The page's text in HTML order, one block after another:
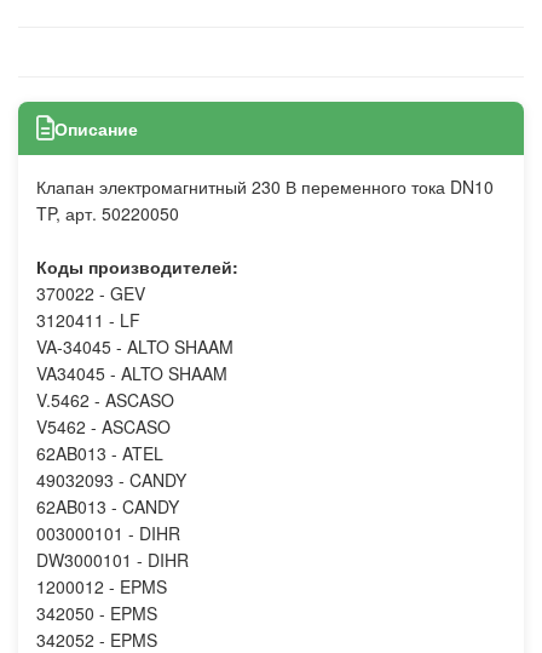
Описание
Клапан электромагнитный 230 В переменного тока DN10
TP, арт. 50220050
Коды производителей:
370022 - GEV
3120411 - LF
VA-34045 - ALTO SHAAM
VA34045 - ALTO SHAAM
V.5462 - ASCASO
V5462 - ASCASO
62AB013 - ATEL
49032093 - CANDY
62AB013 - CANDY
003000101 - DIHR
DW3000101 - DIHR
1200012 - EPMS
342050 - EPMS
342052 - EPMS